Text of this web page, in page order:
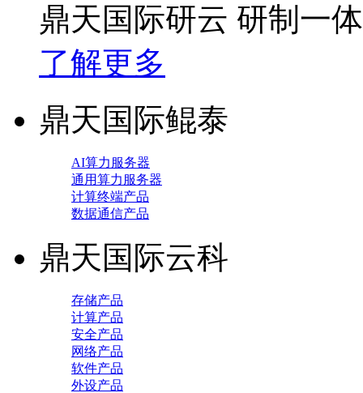
鼎天国际研云 研制一
了解更多
鼎天国际鲲泰
AI算力服务器
通用算力服务器
计算终端产品
数据通信产品
鼎天国际云科
存储产品
计算产品
安全产品
网络产品
软件产品
外设产品